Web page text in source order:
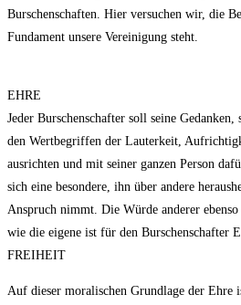
Burschenschaften. Hier versuchen wir, die
Fundament unsere Vereinigung steht.
EHRE
Jeder Burschenschafter soll seine Gedanken,
den Wertbegriffen der Lauterkeit,
ausrichten und mit seiner ganzen Person
sich eine besondere, ihn über andere
Anspruch nimmt. Die Würde anderer
wie die eigene ist für den Burschenschafter
FREIHEIT
Auf dieser moralischen Grundlage der Ehre